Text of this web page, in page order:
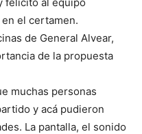
el certamen.
de General Alvear,
de la propuesta
muchas personas
y acá pudieron
La pantalla, el sonido